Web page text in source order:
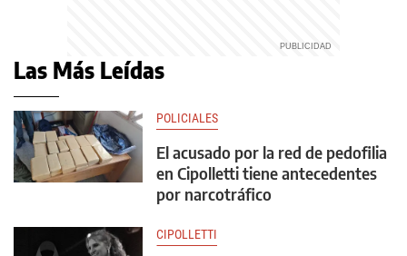
Las Más Leídas
POLICIALES
El acusado por la red de pedofilia
en Cipolletti tiene antecedentes
por narcotráfico
CIPOLLETTI